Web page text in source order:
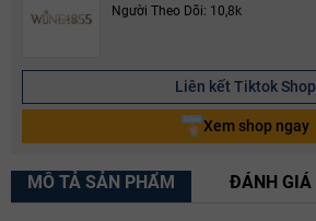
Người Theo Dõi: 10,8k
Liên kết Tiktok Shop
Xem shop ngay
MÔ TẢ SẢN PHẨM ĐÁNH GIÁ